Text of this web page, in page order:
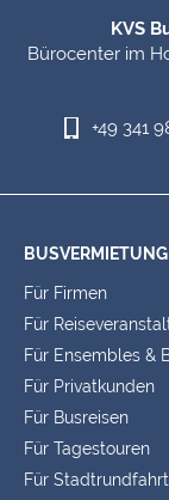
KVS
Bürocenter im
+49 341
BUSVERMIETUNG
Für Firmen
Für
Für Ensembles &
Für Privatkunden
Für Busreisen
Für Tagestouren
Für